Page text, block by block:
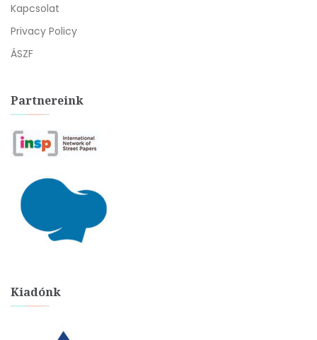
Kapcsolat
Privacy Policy
ÁSZF
Partnereink
Kiadónk